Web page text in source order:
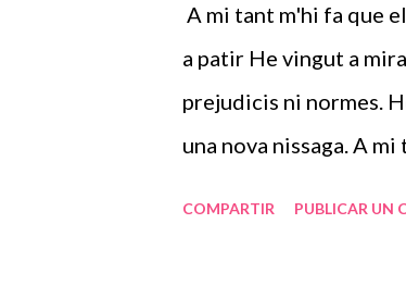
A mi tant m'hi fa que
a patir He vingut a
prejudicis ni normes.
una nova nissaga. A
COMPARTIR PUBLICAR UN